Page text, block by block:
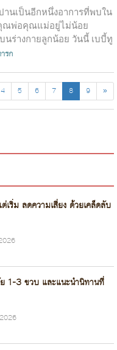
านเป็นอีกหนึ่งอาการที่พบใน
ณพ่อคุณแม่อยู่ไม่น้อย
นร่างกายลูกน้อย วันนี้ เบบี้ทู
รก
4 5 6 7 8 9 »
เริ่ม ลดความเสี่ยง ด้วยเคล็ดลับ
1-3 ขวบ และแนะนำนิทานที่